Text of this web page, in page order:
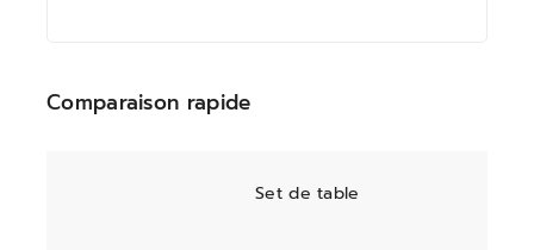
Comparaison rapide
Set de table